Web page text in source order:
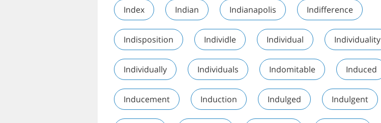
Index Indian Indianapolis Indifference
Indisposition Individle Individual Individuality
Individually Individuals Indomitable Induced
Inducement Induction Indulged Indulgent